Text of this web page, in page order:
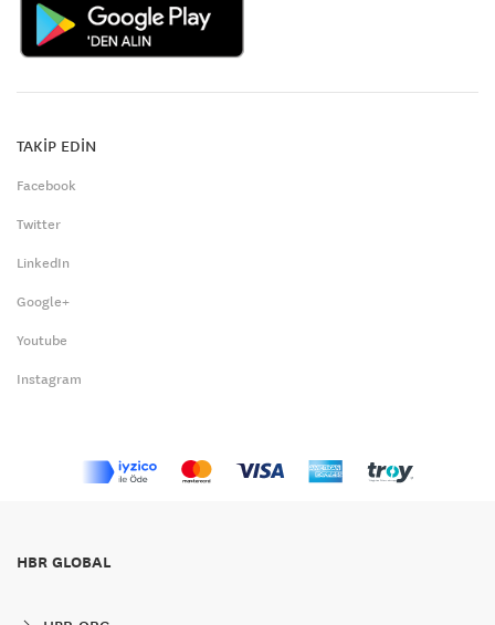
TAKİP EDİN
Facebook
Twitter
LinkedIn
Google+
Youtube
Instagram
HBR GLOBAL